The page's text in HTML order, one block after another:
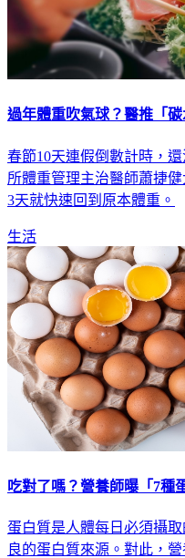
過年體重吹氣球？醫推「
春節10天連假倒數計時，
所體重管理主治醫師蕭捷
3天就快速回到原本體重。
生活
吃對了嗎？營養師曝「7
蛋白質是人體每日必須攝
良的蛋白質來源。對此，